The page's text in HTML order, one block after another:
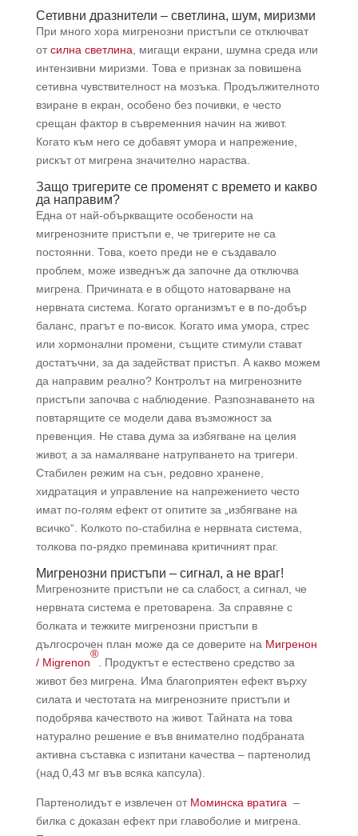
Сетивни дразнители – светлина, шум, миризми
При много хора мигренозни пристъпи се отключват
отсилна светлина , мигащи екрани, шумна среда или
интензивни миризми. Това е признак за повишена
сетивна чувствителност на мозъка. Продължителното
взиране в екран, особено без почивки, е често
срещан фактор в съвременния начин на живот.
Когато към него се добавят умора и напрежение,
рискът от мигрена значително нараства.
Защо тригерите се променят с времето и какво
да направим?
Една от най-объркващите особености на
мигренозните пристъпи е, че тригерите не са
постоянни. Това, което преди не е създавало
проблем, може изведнъж да започне да отключва
мигрена. Причината е в общото натоварване на
нервната система. Когато организмът е в по-добър
баланс, прагът е по-висок. Когато има умора, стрес
или хормонални промени, същите стимули стават
достатъчни, за да задействат пристъп. А какво можем
да направим реално? Контролът на мигренозните
пристъпи започва с наблюдение. Разпознаването на
повтарящите се модели дава възможност за
превенция. Не става дума за избягване на целия
живот, а за намаляване натрупването на тригери.
Стабилен режим на сън, редовно хранене,
хидратация и управление на напрежението често
имат по-голям ефект от опитите за „избягване на
всичко“. Колкото по-стабилна е нервната система,
толкова по-рядко преминава критичният праг.
Мигренозни пристъпи – сигнал, а не враг!
Мигренозните пристъпи не са слабост, а сигнал, че
нервната система е претоварена. За справяне с
болката и тежките мигренозни пристъпи в
дългосрочен план може да се доверите на Мигренон
/ Migrenon
®
Продуктът e естествено средство за
живот без мигрена. Има благоприятен ефект върху
силата и честотата на мигренозните пристъпи и
подобрява качеството на живот. Тайната на това
натурално решение е във внимателно подбраната
активна съставка с изпитани качества – партенолид
(над 0,43 мг във всяка капсула).
Партенолидът е извлечен от Моминска вратига –
билка с доказан ефект при главоболие и мигрена.